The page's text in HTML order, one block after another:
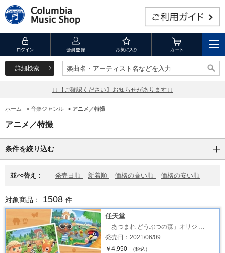
詳細検索 楽曲名・アーティスト名などを入力
楽曲名・アーティスト名などを入力
↓↓【ご確認ください】お知らせがあります↓↓
ホーム > 音楽ジャンル > アニメ／特撮
アニメ／特撮
条件を絞り込む
並べ替え： 発売日順 新着順 価格の高い順 価格の安い順
対象商品： 1508 件
任天堂
「あつまれ どうぶつの森」オリジ …
発売日：2021/06/09
￥4,950
（税込）